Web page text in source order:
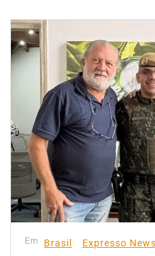
Em Brasil Expresso News